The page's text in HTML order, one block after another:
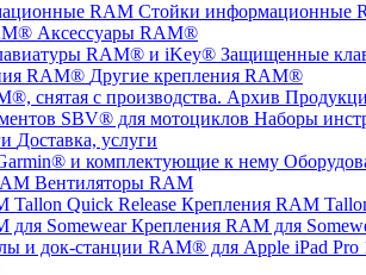
Стойки информационные
Аксессуары RAM®
Защищенные
Другие крепления RAM®
Наборы
Доставка, услуги
Вентиляторы RAM
Крепления RAM
Крепления RAM для